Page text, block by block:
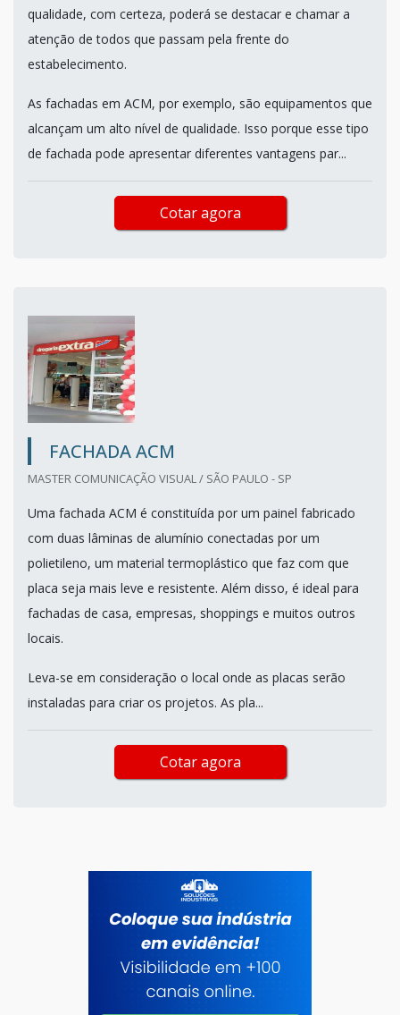
qualidade, com certeza, poderá se destacar e chamar a
atenção de todos que passam pela frente do
estabelecimento.
As fachadas em ACM, por exemplo, são equipamentos que
alcançam um alto nível de qualidade. Isso porque esse tipo
de fachada pode apresentar diferentes vantagens par...
Cotar agora
FACHADA ACM
MASTER COMUNICAÇÃO VISUAL / SÃO PAULO - SP
Uma fachada ACM é constituída por um painel fabricado
com duas lâminas de alumínio conectadas por um
polietileno, um material termoplástico que faz com que
placa seja mais leve e resistente. Além disso, é ideal para
fachadas de casa, empresas, shoppings e muitos outros
locais.
Leva-se em consideração o local onde as placas serão
instaladas para criar os projetos. As pla...
Cotar agora